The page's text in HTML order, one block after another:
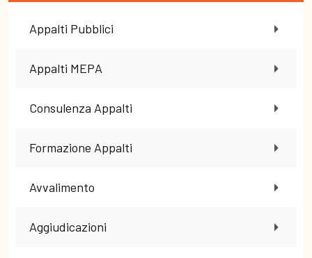
Appalti Pubblici
Appalti MEPA
Consulenza Appalti
Formazione Appalti
Avvalimento
Aggiudicazioni